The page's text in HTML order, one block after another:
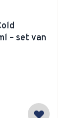
– set van